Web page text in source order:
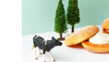
ウ
で
開